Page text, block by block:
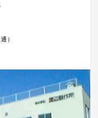
）